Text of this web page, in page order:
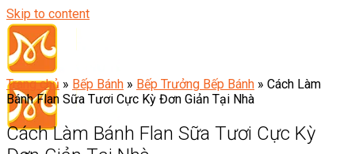
Skip to content
Trang chủ » Bếp Bánh » Bếp Trưởng Bếp Bánh » Cách Làm
Bánh Flan Sữa Tươi Cực Kỳ Đơn Giản Tại Nhà
Cách Làm Bánh Flan Sữa Tươi Cực Kỳ